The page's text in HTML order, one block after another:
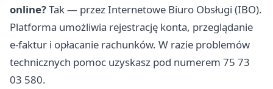
online?Tak — przez Internetowe Biuro Obsługi (IBO).
Platforma umożliwia rejestrację konta, przeglądanie
e-faktur i opłacanie rachunków. W razie problemów
technicznych pomoc uzyskasz pod numerem 75 73
03 580.